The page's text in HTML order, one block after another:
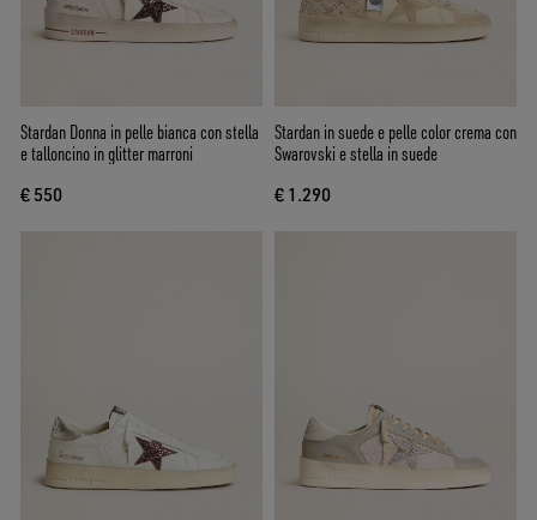
Stardan Donna in pelle bianca con stella
e talloncino in glitter marroni
€ 550
Stardan in suede e pelle color crema con
Swarovski e stella in suede
€ 1.290